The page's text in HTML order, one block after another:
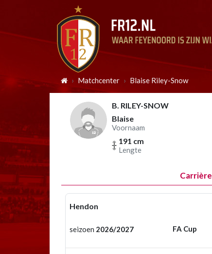
Matchcenter Blaise Riley-Snow
B. RILEY-SNOW
Blaise
Voornaam
191 cm
Lengte
Carrière
Hendon
seizoen 2026/2027 FA Cup